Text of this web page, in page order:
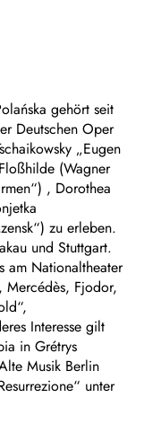
gehört seit
Deutschen Oper
„Eugen
(Wagner
, Dorothea
zu erleben.
und Stuttgart.
am Nationaltheater
Mercédès, Fjodor,
Interesse gilt
in Grétrys
Musik Berlin
unter